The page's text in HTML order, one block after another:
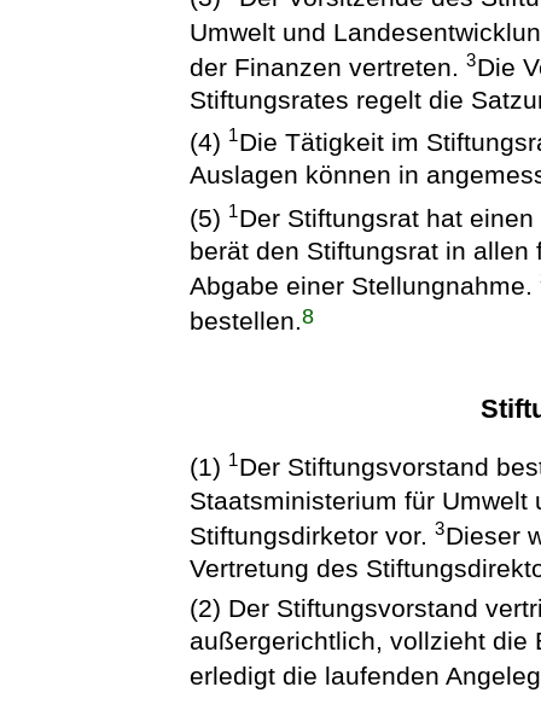
Umwelt und
der Finanzen vertreten.3Die
Stiftungsrates regelt die
(4) 1Die Tätigkeit im
Auslagen können in
(5) 1Der Stiftungsrat hat
berät den Stiftungsrat in
Abgabe einer Stellungnahme.
bestellen.8
(1) 1Der Stiftungsvorstand
Staatsministerium für
Stiftungsdirketor vor.3Dieser
Vertretung des
(2) Der Stiftungsvorstand
außergerichtlich, vollzieht die
erledigt die laufenden